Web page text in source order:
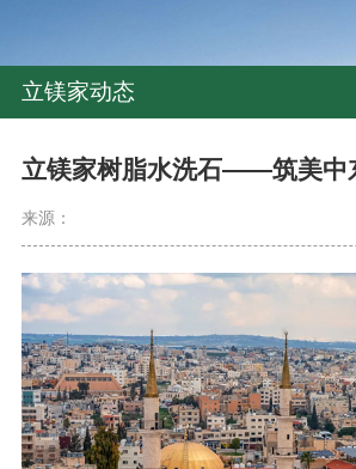
立镁家动态
立镁家树脂水洗石——筑美中
来源：